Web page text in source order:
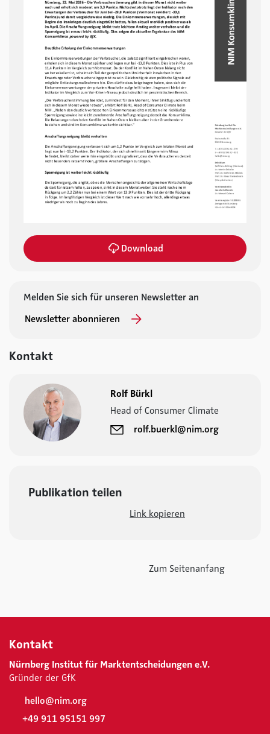
Download
Melden Sie sich für unseren Newsletter an
Newsletter abonnieren
Kontakt
Rolf Bürkl
Head of Consumer Climate
rolf.buerkl@nim.org
Publikation teilen
Link kopieren
Zum Seitenanfang
Kontakt
Nürnberg Institut für Marktentscheidungen e.V.
Gründer der GfK
hello@nim.org
+49 911 95151 997